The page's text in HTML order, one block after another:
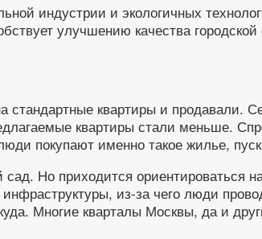
индустрии и экологичных
улучшению качества
квартиры и продавали.
квартиры стали меньше.
покупают именно такое жилье,
Но приходится
из-за чего люди
Многие кварталы Москвы, да и